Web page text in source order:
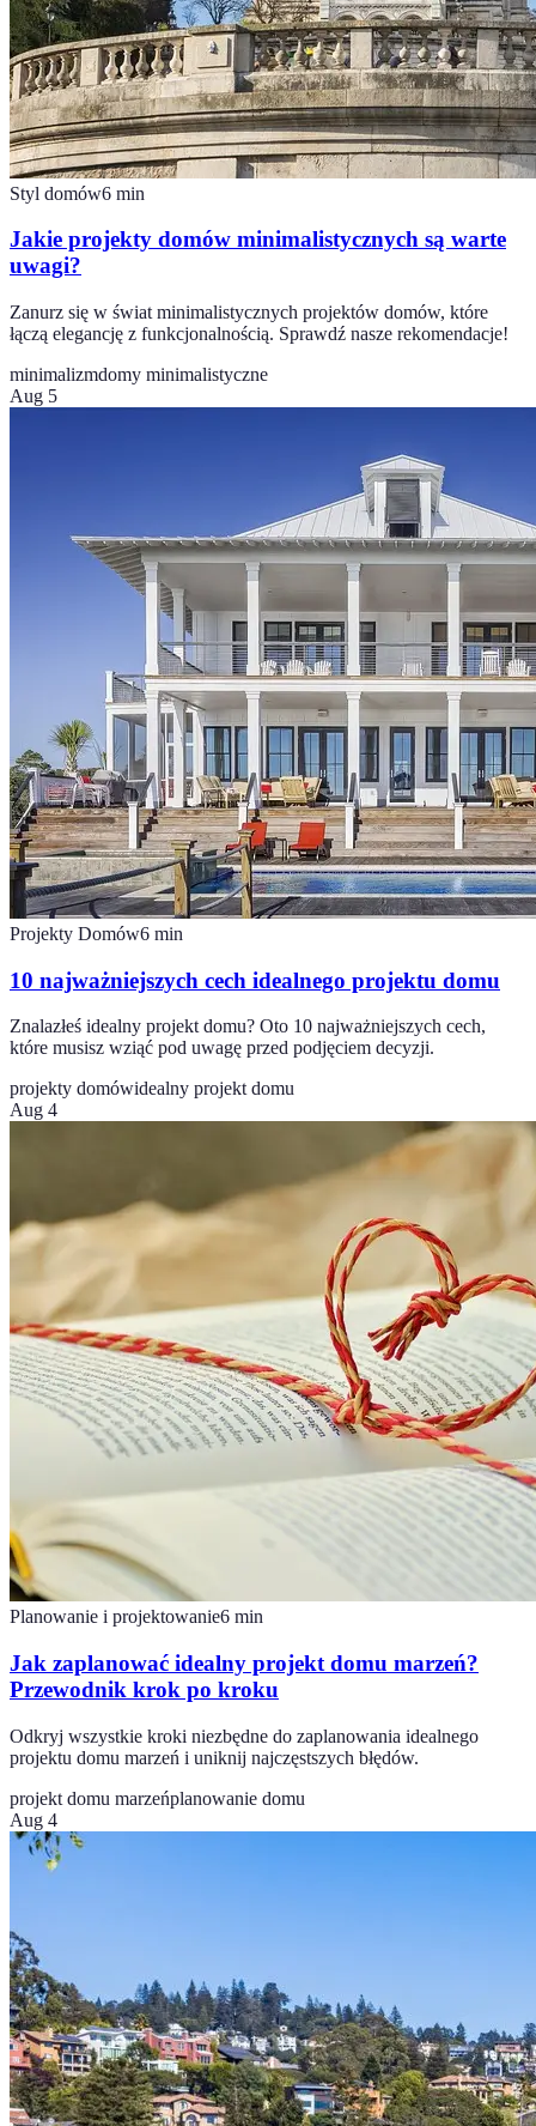
Styl domów6 min
Jakie projekty domów minimalistycznych są warte
uwagi?
Zanurz się w świat minimalistycznych projektów domów, które
łączą elegancję z funkcjonalnością. Sprawdź nasze rekomendacje!
minimalizmdomy minimalistyczne
Aug 5
Projekty Domów6 min
10 najważniejszych cech idealnego projektu domu
Znalazłeś idealny projekt domu? Oto 10 najważniejszych cech,
które musisz wziąć pod uwagę przed podjęciem decyzji.
projekty domówidealny projekt domu
Aug 4
Planowanie i projektowanie6 min
Jak zaplanować idealny projekt domu marzeń?
Przewodnik krok po kroku
Odkryj wszystkie kroki niezbędne do zaplanowania idealnego
projektu domu marzeń i uniknij najczęstszych błędów.
projekt domu marzeńplanowanie domu
Aug 4